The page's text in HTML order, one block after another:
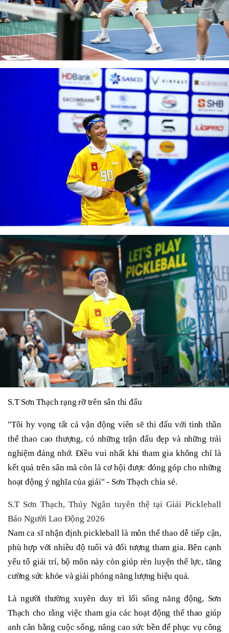
S.T Sơn Thạch rạng rỡ trên sân thi đấu
"Tôi hy vọng tất cả vận động viên sẽ thi đấu với tinh thần
thể thao cao thượng, có những trận đấu đẹp và những trải
nghiệm đáng nhớ. Điều vui nhất khi tham gia không chỉ là
kết quả trên sân mà còn là cơ hội được đóng góp cho những
hoạt động ý nghĩa của giải" - Sơn Thạch chia sẻ.
S.T Sơn Thạch, Thúy Ngân tuyên thệ tại Giải Pickleball
Báo Người Lao Động 2026
Nam ca sĩ nhận định pickleball là môn thể thao dễ tiếp cận,
phù hợp với nhiều độ tuổi và đối tượng tham gia. Bên cạnh
yếu tố giải trí, bộ môn này còn giúp rèn luyện thể lực, tăng
cường sức khỏe và giải phóng năng lượng hiệu quả.
Là người thường xuyên duy trì lối sống năng động, Sơn
Thạch cho rằng việc tham gia các hoạt động thể thao giúp
anh cân bằng cuộc sống, nâng cao sức bền để phục vụ công